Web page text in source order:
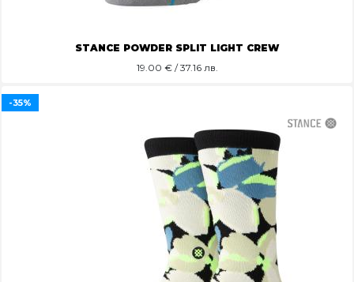
STANCE POWDER SPLIT LIGHT CREW
19.00 € / 37.16 лв.
-35%